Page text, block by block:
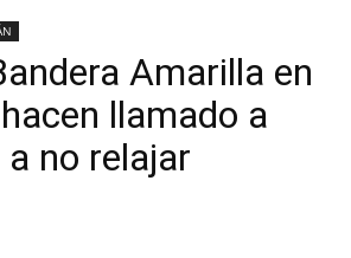
Amarilla en
llamado a
no relajar